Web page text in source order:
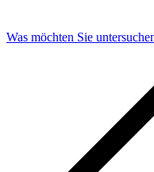
Was möchten Sie